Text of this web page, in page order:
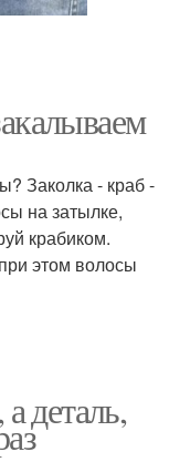
Заколка - краб -
на затылке,
крабиком.
этом волосы
деталь,